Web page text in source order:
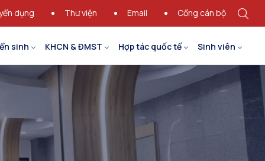
dụng Thư viện Email Cổng cán bộ
sinh KHCN & ĐMST Hợp tác quốc tế Sinh viên